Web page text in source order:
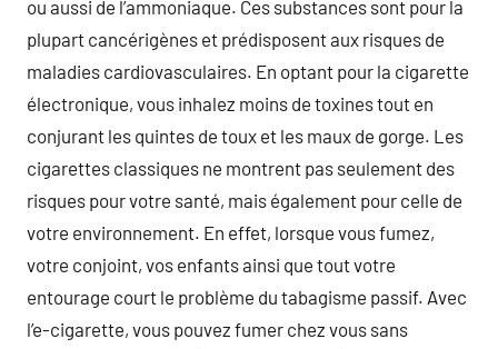
ou aussi de l’ammoniaque. Ces substances sont pour la
plupart cancérigènes et prédisposent aux risques de
maladies cardiovasculaires. En optant pour la cigarette
électronique, vous inhalez moins de toxines tout en
conjurant les quintes de toux et les maux de gorge. Les
cigarettes classiques ne montrent pas seulement des
risques pour votre santé, mais également pour celle de
votre environnement. En effet, lorsque vous fumez,
votre conjoint, vos enfants ainsi que tout votre
entourage court le problème du tabagisme passif. Avec
l’e-cigarette, vous pouvez fumer chez vous sans